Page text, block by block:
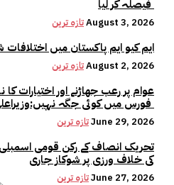
تازہ ترینAugust 3, 2026
ایم کیو ایم پاکستان میں اختلافات
تازہ ترینAugust 2, 2026
عوام پر رعب جھاڑنے اور اختیارات کا
تازہ ترینJune 29, 2026
تحریک انصاف کے رکن قومی اسمبلی
کی خلاف ورزی پر شوکاز جاری
تازہ ترینJune 27, 2026